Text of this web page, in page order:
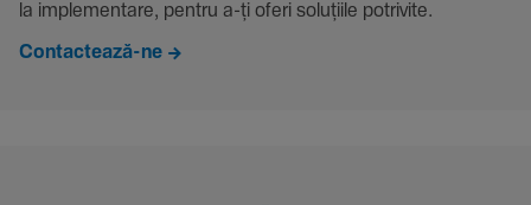
la imple­men­tare, pentru a-ți oferi solu­țiile potri­vite.
Contactează-ne